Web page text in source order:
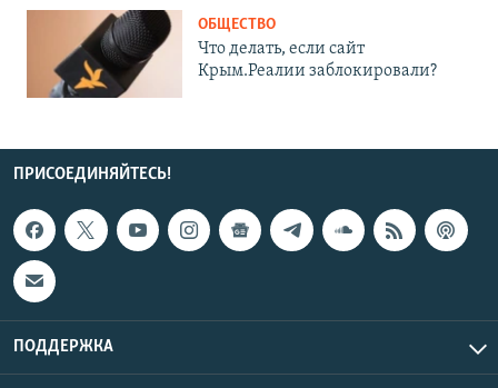
ОБЩЕСТВО
Что делать, если сайт
Крым.Реалии заблокировали?
ПРИСОЕДИНЯЙТЕСЬ!
ПОДДЕРЖКА